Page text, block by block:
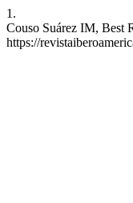
1.
Couso Suárez IM, Best
https://